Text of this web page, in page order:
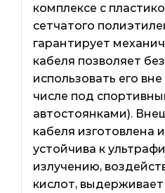
комплексе с
сетчатого
гарантирует
кабеля позволяет
использовать его
числе под
автостоянками).
кабеля изготовлена
устойчива к
излучению,
кислот,